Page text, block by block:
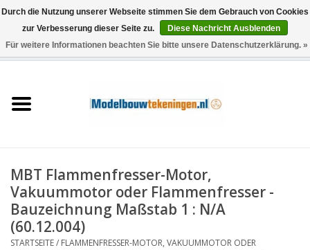
0 Artikel - €0,00
Schiffe
Holzbau
Landschaft
MBT Flammenfresser-Motor,
Vakuummotor oder Flammenfresser -
Bauzeichnung Maßstab 1 : N/A
(60.12.004)
STARTSEITE/ FLAMMENFRESSER-MOTOR, VAKUUMMOTOR ODER
Durch die Nutzung unserer Webseite stimmen Sie dem Gebrauch von Cookies
zur Verbesserung dieser Seite zu.
Diese Nachricht Ausblenden
Für weitere Informationen beachten Sie bitte unsere Datenschutzerklärung. »